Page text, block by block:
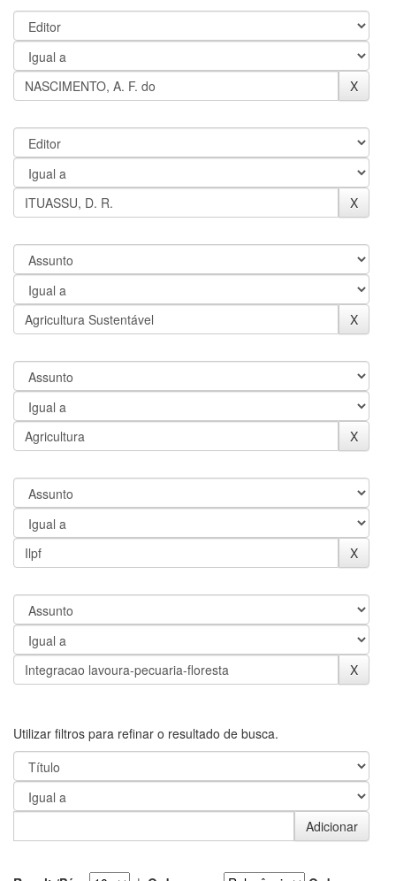
Utilizar filtros para refinar o resultado de busca.